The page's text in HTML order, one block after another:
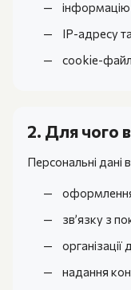
IP-адресу
cookie-
2. Для чого
Персональні
зв’язку з
надання